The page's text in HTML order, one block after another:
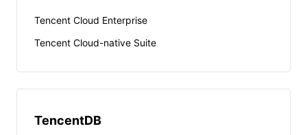
Tencent Cloud Enterprise
Tencent Cloud-native Suite
TencentDB